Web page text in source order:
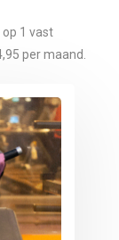
1 vast
per maand.